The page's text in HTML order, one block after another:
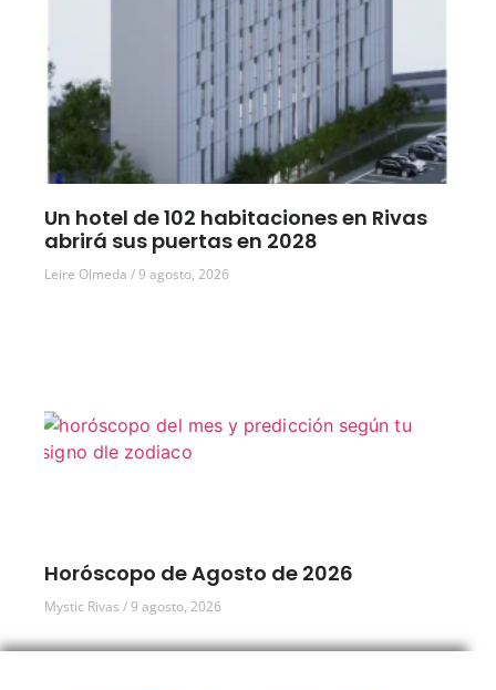
Un hotel de 102 habitaciones en Rivas
abrirá sus puertas en 2028
Leire Olmeda 9 agosto, 2026
Horóscopo de Agosto de 2026
Mystic Rivas 9 agosto, 2026